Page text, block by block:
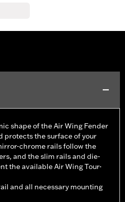
shape of the Air Wing Fender
protects the surface of your
chrome rails follow the
and the slim rails and die-
the available Air Wing Tour-
and all necessary mounting